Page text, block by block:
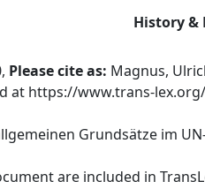
History &
Please cite as: Magnus,
at https://www.trans-
Grundsätze im
are included in